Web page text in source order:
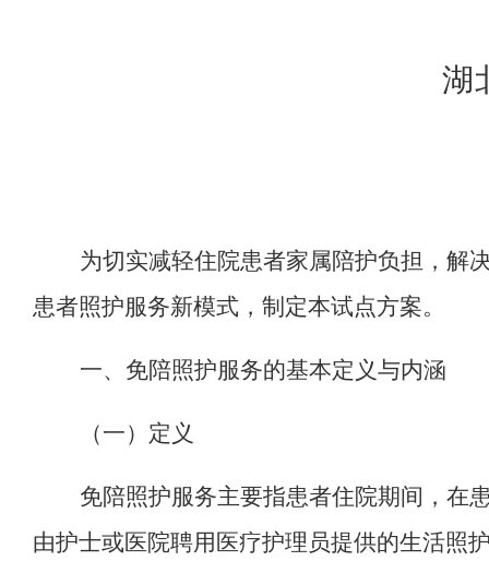
湖
为切实减轻住院患者家属陪护负担，解
患者照护服务新模式，制定本试点方案。
一、 免陪照护服务的基本定义与内涵
（一）定义
免陪照护服务主要指患者住院期间，在
由护士或医院聘用医疗护理员提供的生活照